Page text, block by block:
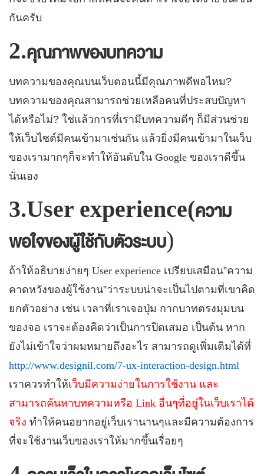
กันครับ
2.คุณภาพของบทความ
บทความของคุณบนเว็บตอนนี้มีคุณภาพดีพอไหม?
บทความของคุณสามารถช่วยเหลือคนที่ประสบปัญหา
ได้หรือไม่? ใช่แล้วการที่เรามีบทความดีๆ ก็มีส่วนช่วย
ให้เว็บไซต์มีคนเข้ามาเช่นกัน แล้วยิ่งมีคนเข้ามาในเว็บ
ของเรามากๆก็จะทำให้อันดับใน Google ของเราดีขึ้น
นั่นเอง
3.User experience(ความ
พอใจของผู้ใช้กับตัวระบบ)
ถ้าให้อธิบายง่ายๆ User experience เปรียบเสมือน”ความ
คาดหวังของผู้ใช้งาน”ว่าระบบน่าจะเป็นไปตามที่เขาคิด
ยกตัวอย่าง เช่น เวลาที่เราเจอปุ่ม กากบาทตรงมุมบน
ของจอ เราจะต้องคิดว่าเป็นการปิดเสมอ เป็นต้น หาก
ยังไม่เข้าใจว่าผมหมายถึงอะไร สามารถดูเพิ่มเติมได้ที่
http://www.designil.com/7-ux-interaction-design.html
เราควรทำให้เว็บมีความง่ายในการใช้งาน และ
สามารถค้นหาบทความหรือ Link อื่นๆที่อยู่ในเว็บเราได้
จริง ทำให้คนอยากอยู่เว็บเรานานๆและมีความต้องการ
ที่จะใช้งานเว็บของเราให้มากขึ้นเรื่อยๆ